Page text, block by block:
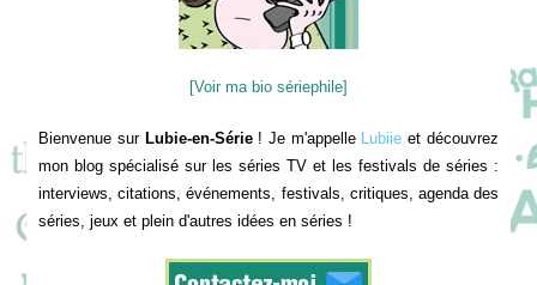
[Voir ma bio sériephile]
Bienvenue sur Lubie-en-Série! Je m'appelle Lubiie et découvrez
mon blog spécialisé sur les séries TV et les festivals de séries :
interviews, citations, événements, festivals, critiques, agenda des
séries, jeux et plein d'autres idées en séries !